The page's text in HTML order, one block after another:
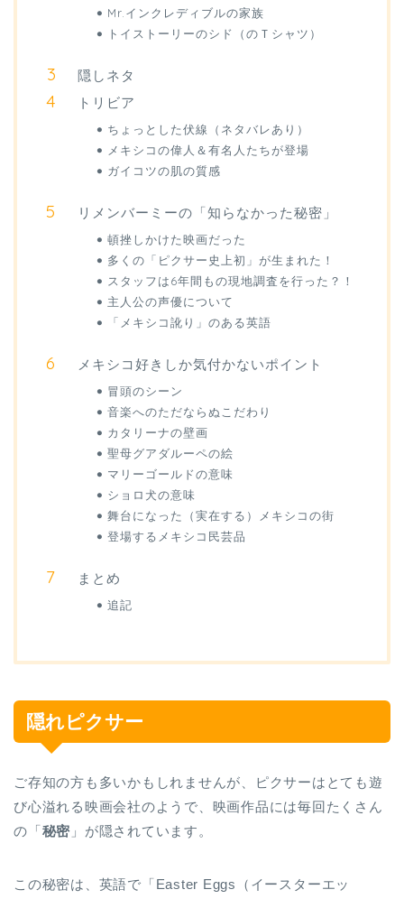
Mr.インクレディブルの家族
トイストーリーのシド（のＴシャツ）
隠しネタ
トリビア
ちょっとした伏線（ネタバレあり）
メキシコの偉人＆有名人たちが登場
ガイコツの肌の質感
リメンバーミーの「知らなかった秘密」
頓挫しかけた映画だった
多くの「ピクサー史上初」が生まれた！
スタッフは6年間もの現地調査を行った？！
主人公の声優について
「メキシコ訛り」のある英語
メキシコ好きしか気付かないポイント
冒頭のシーン
音楽へのただならぬこだわり
カタリーナの壁画
聖母グアダルーペの絵
マリーゴールドの意味
ショロ犬の意味
舞台になった（実在する）メキシコの街
登場するメキシコ民芸品
まとめ
追記
隠れピクサー
ご存知の方も多いかもしれませんが、ピクサーはとても遊
び心溢れる映画会社のようで、映画作品には毎回たくさん
の「秘密 」が隠されています。
この秘密は、英語で「Easter Eggs（イースターエッ